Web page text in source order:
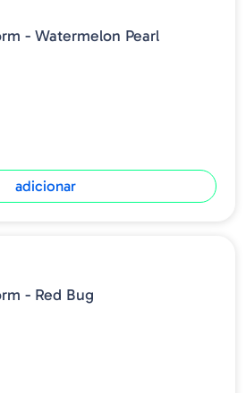
- Watermelon Pearl
adicionar
- Red Bug